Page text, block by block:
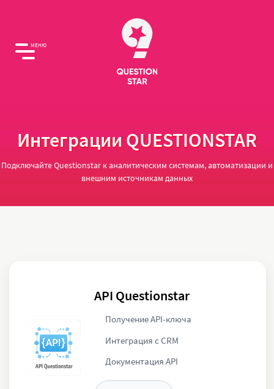
МЕНЮ
Интеграции QUESTIONSTAR
Подключайте Questionstar к аналитическим системам, автоматизации и
внешним источникам данных
API Questionstar
Получение API-ключа
Интеграция с CRM
Документация API